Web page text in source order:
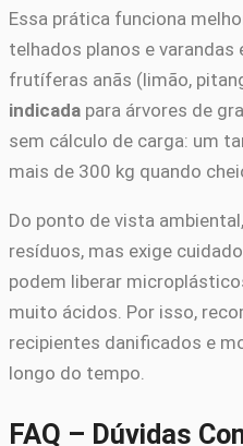
Essa prática funciona
telhados planos e varandas
frutíferas anãs (limão,
indicada para árvores de
sem cálculo de carga: um
mais de 300 kg quando
Do ponto de vista
resíduos, mas exige
podem liberar
muito ácidos. Por isso,
recipientes danificados e
longo do tempo.
FAQ – Dúvidas